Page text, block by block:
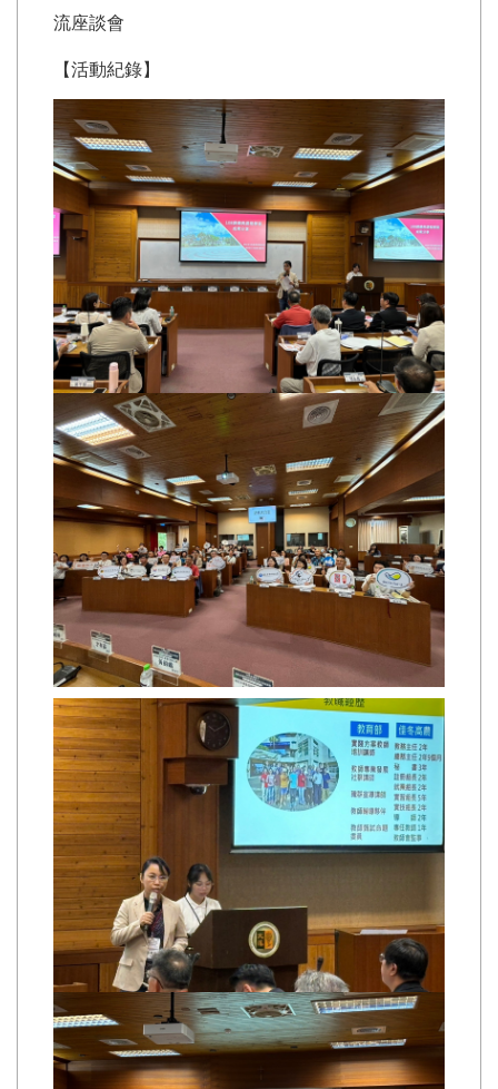
流座談會
【活動紀錄】